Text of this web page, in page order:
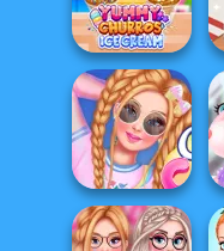
Yummy Hotdog
Yummy Churros
Ice Cream